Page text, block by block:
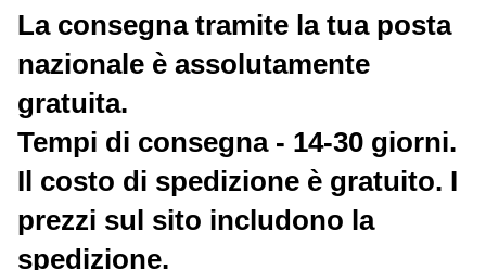
La consegna tramite la tua posta
nazionale è assolutamente
gratuita.
Tempi di consegna - 14-30 giorni.
Il costo di spedizione è gratuito. I
prezzi sul sito includono la
spedizione.